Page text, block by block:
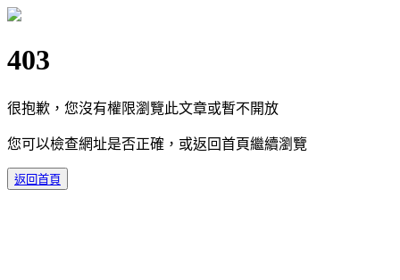
403
很抱歉，您沒有權限瀏覽此文章或暫不開放
您可以檢查網址是否正確，或返回首頁繼續瀏覽
返回首頁